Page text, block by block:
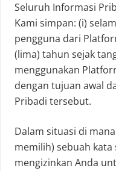
Seluruh Informasi
Kami simpan: (i)
pengguna dari
(lima) tahun sejak
menggunakan
dengan tujuan awal
Pribadi tersebut.
Dalam situasi di
memilih) sebuah
mengizinkan Anda